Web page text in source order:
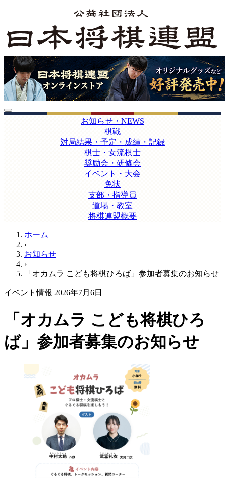
お知らせ・NEWS
棋戦
対局結果・予定・成績・記録
棋士・女流棋士
奨励会・研修会
イベント・大会
免状
支部・指導員
道場・教室
将棋連盟概要
ホーム
›
お知らせ
›
「オカムラ こども将棋ひろば」参加者募集のお知らせ
イベント情報 2026年7月6日
「オカムラ こども将棋ひろ
ば」参加者募集のお知らせ